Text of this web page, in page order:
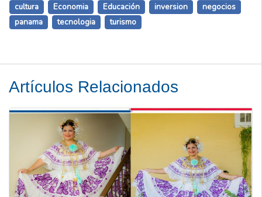
cultura
Economia Educación inversion
negocios
panama
tecnologia turismo
Artículos Relacionados